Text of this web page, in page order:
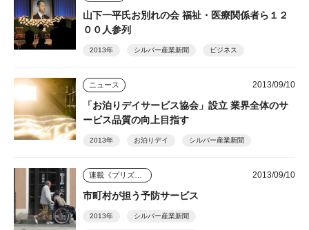
山下一平氏お別れの会 福祉・医療関係者ら１２
００人参列
2013年 シルバー産業新聞 ビジネス
ニュース 2013/09/10
「お泊りデイサービス協会」設立 業界全体のサ
ービス品質の向上目指す
2013年 お泊りデイ シルバー産業新聞
2013/09/10
市町村が担う予防サービス
2013年 シルバー産業新聞